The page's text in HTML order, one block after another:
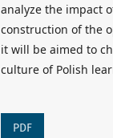
analyze the impact
construction of the
it will be aimed to
culture of Polish
PDF